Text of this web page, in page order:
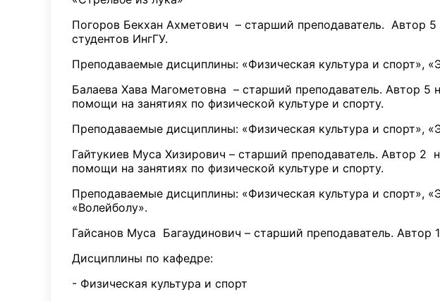
Погоров Бекхан Ахметович – старший преподаватель. Автор
студентов ИнгГУ.
Преподаваемые дисциплины: «Физическая культура и спорт»,
Балаева Хава Магометовна – старший преподаватель. Автор 5
помощи на занятиях по физической культуре и спорту.
Преподаваемые дисциплины: «Физическая культура и спорт»,
Гайтукиев Муса Хизирович – старший преподаватель. Автор 2
помощи на занятиях по физической культуре и спорту.
Преподаваемые дисциплины: «Физическая культура и спорт»,
«Волейболу».
Гайсанов Муса Багаудинович – старший преподаватель. Автор
Дисциплины по кафедре:
- Физическая культура и спорт